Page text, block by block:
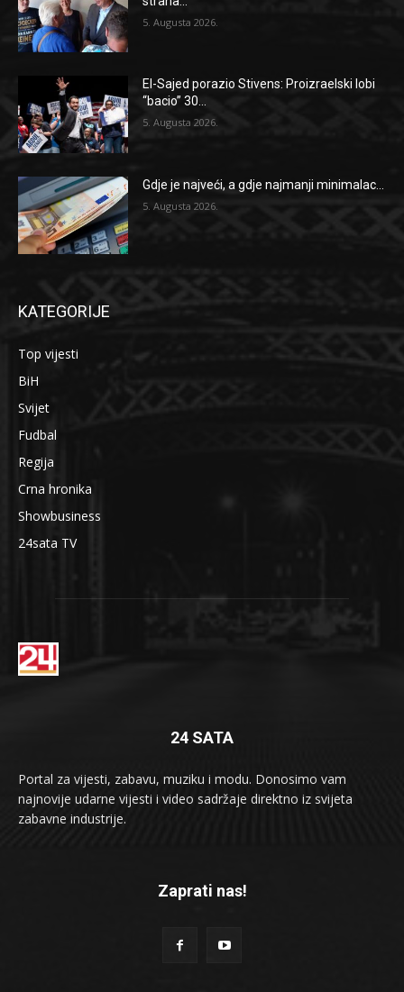
5. Augusta 2026.
El-Sajed porazio Stivens: Proizraelski lobi
“bacio” 30...
5. Augusta 2026.
Gdje je najveći, a gdje najmanji minimalac...
5. Augusta 2026.
KATEGORIJE
Top vijesti
BiH
Svijet
Fudbal
Regija
Crna hronika
Showbusiness
24sata TV
24 SATA
Portal za vijesti, zabavu, muziku i modu. Donosimo vam
najnovije udarne vijesti i video sadržaje direktno iz svijeta
zabavne industrije.
Zaprati nas!